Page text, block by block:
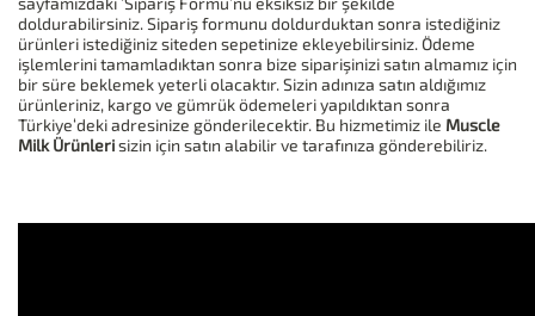
doldurabilirsiniz. Sipariş formunu doldurduktan sonra istediğiniz
ürünleri istediğiniz siteden sepetinize ekleyebilirsiniz. Ödeme
işlemlerini tamamladıktan sonra bize siparişinizi satın almamız için
bir süre beklemek yeterli olacaktır. Sizin adınıza satın aldığımız
ürünleriniz, kargo ve gümrük ödemeleri yapıldıktan sonra
Türkiye‘deki adresinize gönderilecektir. Bu hizmetimiz ile Muscle
Milk Ürünlerisizin için satın alabilir ve tarafınıza gönderebiliriz.